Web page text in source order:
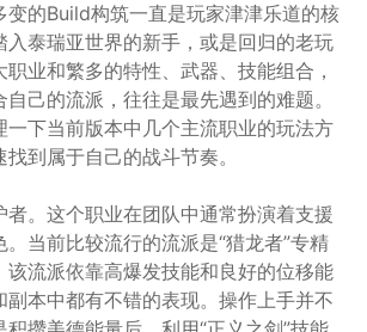
变的Build构筑一直是玩家津津乐道的核
入泰瑞亚世界的新手，或是回归的老玩
业和繁多的特性、武器、技能组合，
己的流派，往往是最先遇到的难题。
一下当前版本中几个主流职业的玩法方
到属于自己的战斗节奏。
者。这个职业在团队中通常扮演着支援
当前比较流行的流派是“猎龙者”专精
该流派依靠高爆发技能和良好的位移能
副本中都有不错的表现。操作上手并不